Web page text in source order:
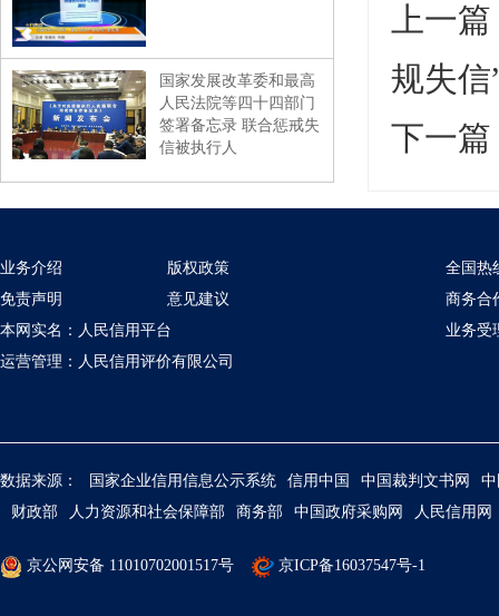
国家发展改革委和最高
人民法院等四十四部门
签署备忘录 联合惩戒失
信被执行人
上一
规失信
下一篇
业务介绍
版权政策
免责声明
意见建议
本网实名：人民信用平台
运营管理：人民信用评价有限公司
全国热
商务合
业务受
数据来源： 国家企业信用信息公示系统 信用中国 中国裁判文书网
财政部
人力资源和社会保障部 商务部 中国政府采购网 人民信用网
京公网安备 11010702001517号 京ICP备16037547号-1